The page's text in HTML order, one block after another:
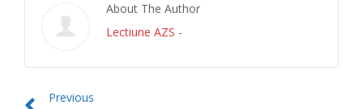
About The Author
Lectiune AZS -
Previous